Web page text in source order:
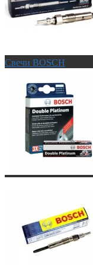
Свечи BOSCH